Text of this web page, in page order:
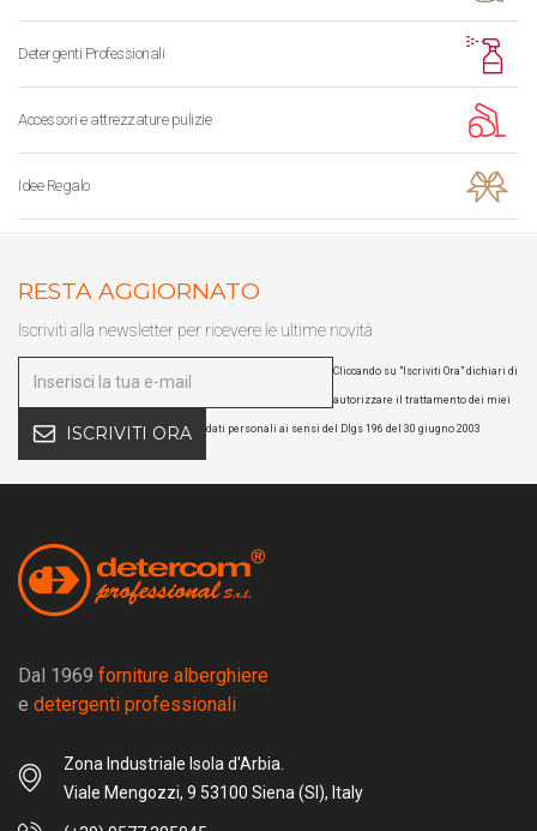
Detergenti Professionali
Accessori e attrezzature pulizie
Idee Regalo
RESTA AGGIORNATO
Iscriviti alla newsletter per ricevere le ultime novità
ISCRIVITI ORA
Cliccando su "Iscriviti Ora" dichiari di
autorizzare il trattamento dei miei
dati personali ai sensi del Dlgs 196 del 30 giugno 2003
Dal 1969 forniture alberghiere
e detergenti professionali
Zona Industriale Isola d'Arbia.
Viale Mengozzi, 9 53100 Siena (SI), Italy